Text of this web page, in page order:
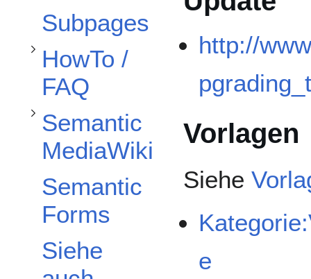
Subpages
HowTo /
FAQ
Semantic
MediaWiki
Semantic
Forms
Siehe
http://
Vorlagen
Siehe
e